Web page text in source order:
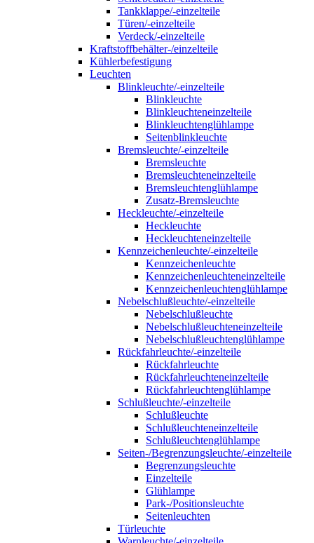
Tankklappe/-einzelteile
Türen/-einzelteile
Verdeck/-einzelteile
Kraftstoffbehälter-/einzelteile
Kühlerbefestigung
Leuchten
Blinkleuchte/-einzelteile
Blinkleuchte
Blinkleuchteneinzelteile
Blinkleuchtenglühlampe
Seitenblinkleuchte
Bremsleuchte/-einzelteile
Bremsleuchte
Bremsleuchteneinzelteile
Bremsleuchtenglühlampe
Zusatz-Bremsleuchte
Heckleuchte/-einzelteile
Heckleuchte
Heckleuchteneinzelteile
Kennzeichenleuchte/-einzelteile
Kennzeichenleuchte
Kennzeichenleuchteneinzelteile
Kennzeichenleuchtenglühlampe
Nebelschlußleuchte/-einzelteile
Nebelschlußleuchte
Nebelschlußleuchteneinzelteile
Nebelschlußleuchtenglühlampe
Rückfahrleuchte/-einzelteile
Rückfahrleuchte
Rückfahrleuchteneinzelteile
Rückfahrleuchtenglühlampe
Schlußleuchte/-einzelteile
Schlußleuchte
Schlußleuchteneinzelteile
Schlußleuchtenglühlampe
Seiten-/Begrenzungsleuchte/-einzelteile
Begrenzungsleuchte
Einzelteile
Glühlampe
Park-/Positionsleuchte
Seitenleuchten
Türleuchte